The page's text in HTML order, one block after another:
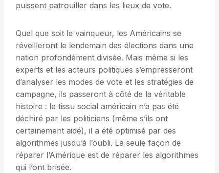
puissent patrouiller dans les lieux de vote.
Quel que soit le vainqueur, les Américains se
réveilleront le lendemain des élections dans une
nation profondément divisée. Mais même si les
experts et les acteurs politiques s’empresseront
d’analyser les modes de vote et les stratégies de
campagne, ils passeront à côté de la véritable
histoire : le tissu social américain n’a pas été
déchiré par les politiciens (même s’ils ont
certainement aidé), il a été optimisé par des
algorithmes jusqu’à l’oubli. La seule façon de
réparer l’Amérique est de réparer les algorithmes
qui l’ont brisée.